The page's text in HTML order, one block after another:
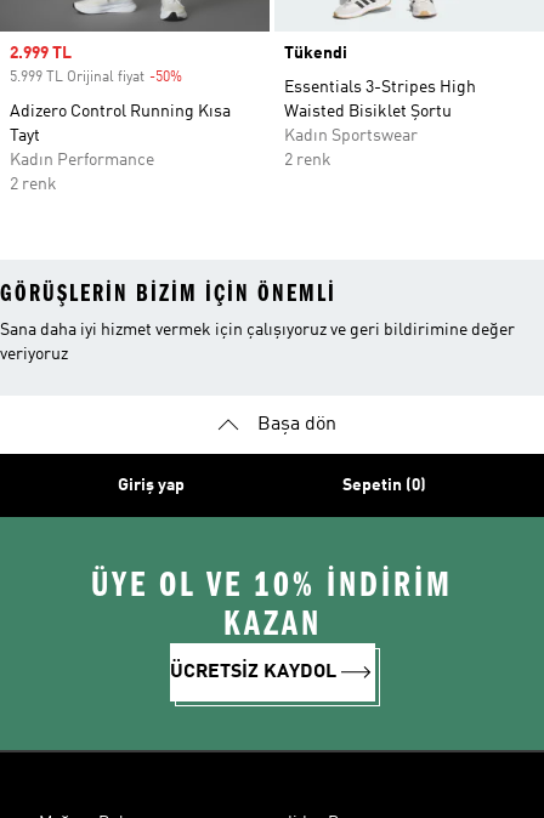
Sale price
2.999 TL
5.999 TL Orijinal fiyat -50%
Adizero Control Running Kısa
Tayt
Kadın Performance
2 renk
Tükendi
Essentials 3-Stripes High
Waisted Bisiklet Şortu
Kadın Sportswear
2 renk
GÖRÜŞLERIN BIZIM IÇIN ÖNEMLI
Sana daha iyi hizmet vermek için çalışıyoruz ve geri bildirimine değer
veriyoruz
Başa dön
Giriş yap Sepetin (0)
ÜYE OL VE 10% İNDİRİM
KAZAN
ÜCRETSİZ KAYDOL